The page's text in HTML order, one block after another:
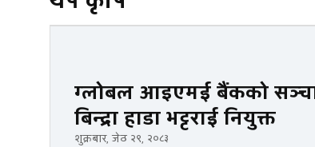
ग्लोबल आइएमई बैंकको
बिन्द्रा हाडा भट्टराई नियुक्त
शुक्रबार, जेठ २९, २०८३